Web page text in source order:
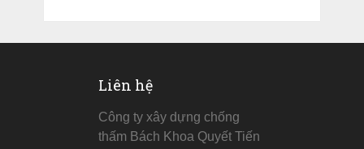
Liên hệ
Công ty xây dựng chống
thấm Bách Khoa Quyết Tiến